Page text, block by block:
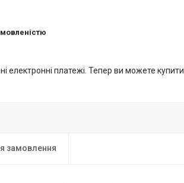
електронні платежі. Тепер ви можете купити
замовлення